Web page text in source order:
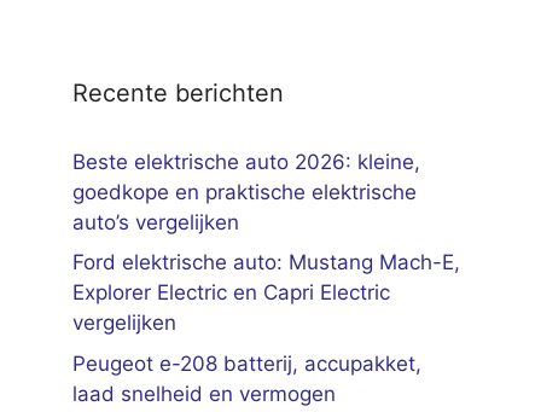
Recente berichten
Beste elektrische auto 2026: kleine,
goedkope en praktische elektrische
auto’s vergelijken
Ford elektrische auto: Mustang Mach-E,
Explorer Electric en Capri Electric
vergelijken
Peugeot e-208 batterij, accupakket,
laad snelheid en vermogen